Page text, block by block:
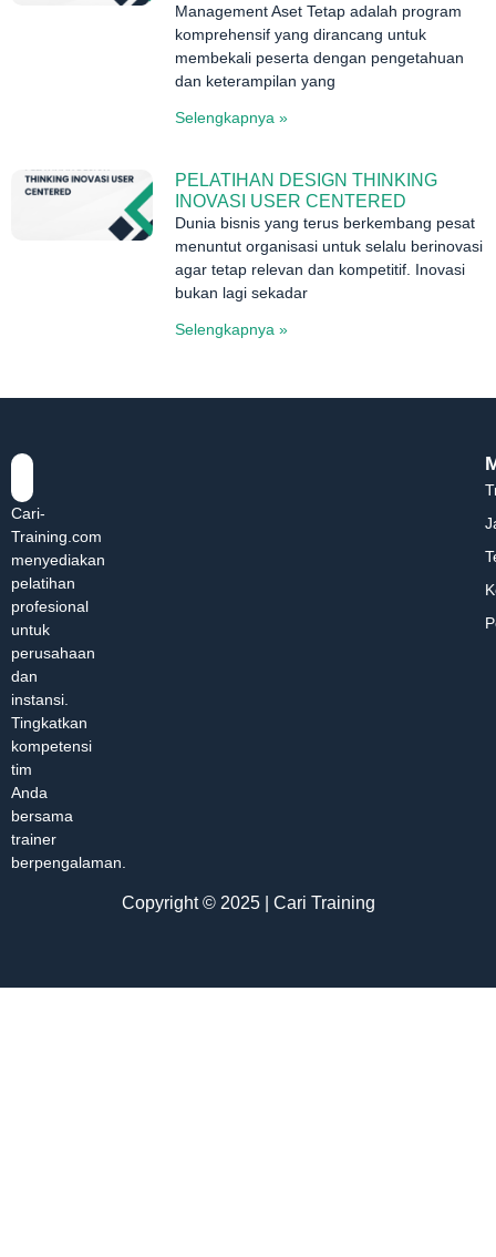
Management Aset Tetap adalah program
komprehensif yang dirancang untuk
membekali peserta dengan pengetahuan
dan keterampilan yang
Selengkapnya »
PELATIHAN DESIGN THINKING
INOVASI USER CENTERED
Dunia bisnis yang terus berkembang pesat
menuntut organisasi untuk selalu berinovasi
agar tetap relevan dan kompetitif. Inovasi
bukan lagi sekadar
Selengkapnya »
Cari-
Training.com
menyediakan
pelatihan
profesional
untuk
perusahaan
dan
instansi.
Tingkatkan
kompetensi
tim
Anda
bersama
trainer
berpengalaman.
Copyright © 2025 | Cari Training